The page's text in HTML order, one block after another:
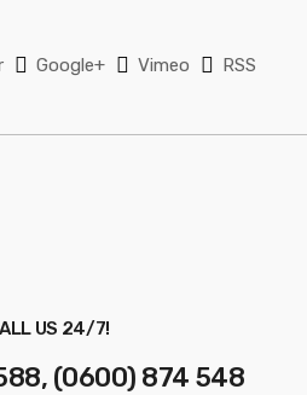
Google+ Vimeo RSS
US 24/7!
(0600) 874 548